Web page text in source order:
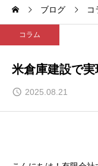
ブログ コ
コラム
米倉庫建設で
2025.08.21